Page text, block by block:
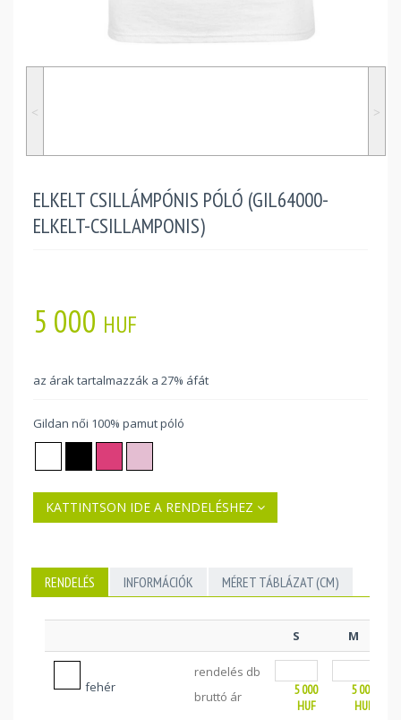
˂ ˃
ELKELT CSILLÁMPÓNIS PÓLÓ (GIL64000-
ELKELT-CSILLAMPONIS)
5 000 HUF
az árak tartalmazzák a 27% áfát
Gildan női 100% pamut póló
KATTINTSON IDE A RENDELÉSHEZ
RENDELÉS INFORMÁCIÓK MÉRET TÁBLÁZAT (CM)
S M
fehér
rendelés db
bruttó ár
5 000
HUF
5 000
HUF